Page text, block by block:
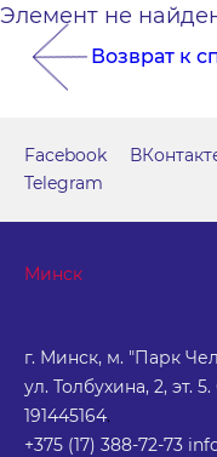
Элемент не
Возврат к
Минск
г. Минск, м. "Парк
ул. Толбухина, 2, эт.
191445164.
+375 (17) 388-72-73
Facebook
Telegram